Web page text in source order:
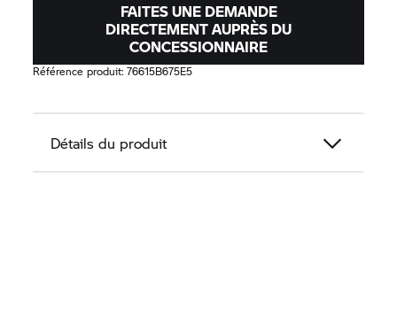
FAITES UNE DEMANDE
DIRECTEMENT AUPRÈS DU
CONCESSIONNAIRE
Référence produit:76615B675E5
Détails du produit